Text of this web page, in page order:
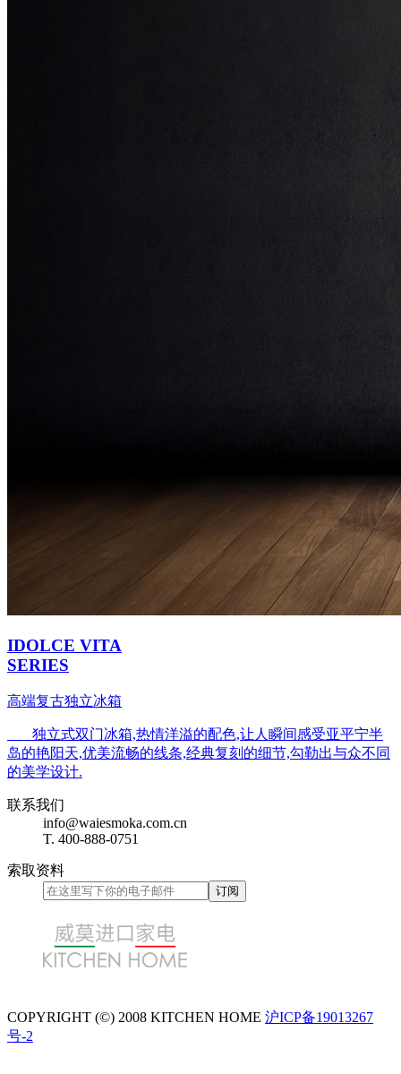
IDOLCE VITA
SERIES
高端复古独立冰箱
独立式双门冰箱,热情洋溢的配色,让人瞬间感受亚平宁半
岛的艳阳天,优美流畅的线条,经典复刻的细节,勾勒出与众不同
的美学设计.
联系我们
info@waiesmoka.com.cn
T. 400-888-0751
索取资料
COPYRIGHT (©) 2008 KITCHEN HOME 沪ICP备19013267
号-2